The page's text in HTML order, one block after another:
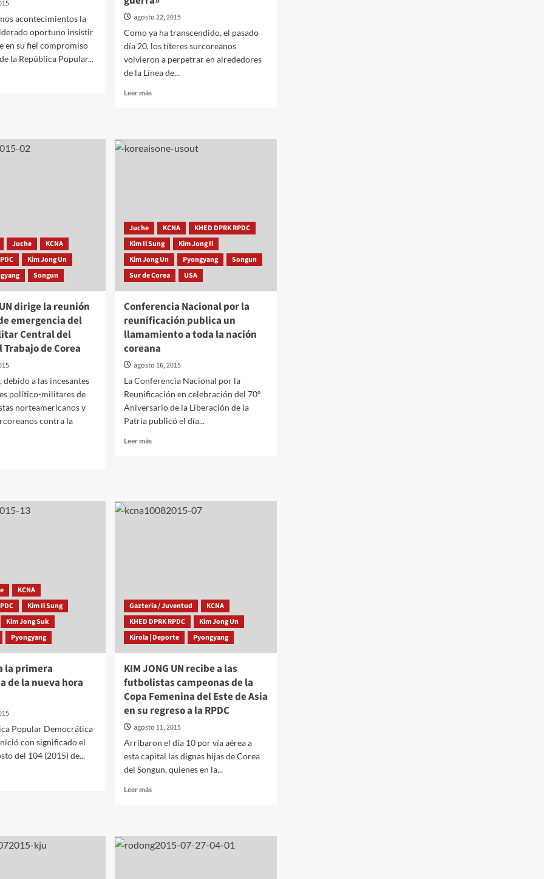
acontecimientos la
oportuno insistir
en su fiel compromiso
la República Popular...
agosto 22, 2015
Como ya ha transcendido, el pasado
día 20, los títeres surcoreanos
volvieron a perpetrar en alrededores
de la Línea de...
Leer másLeer
de
Relaciones
borde
de
guerra»
Juche
KCNA
Kim Jong Un
Songun
dirige la reunión
emergencia del
Central del
de Corea
debido a las incesantes
político-militares de
norteamericanos y
contra la
Juche KCNA
KHED DPRK RPDC
Kim Il Sung
Kim Jong Il
Kim Jong Un
Pyongyang
Songun
Sur de Corea
USA
Conferencia Nacional por la
reunificación publica un
llamamiento a toda la nación
coreana
agosto 16, 2015
La Conferencia Nacional por la
Reunificación en celebración del 70º
Aniversario de la Liberación de la
Patria publicó el día...
Leer másLeer
la
nación
coreana
KCNA
Kim Il Sung
Kim Jong Suk
Pyongyang
la primera
de la nueva hora
Popular Democrática
con significado el
del 104 (2015) de...
Gazteria / Juventud
KCNA
KHED DPRK RPDC
Kim Jong Un
Kirola | Deporte
Pyongyang
KIM JONG UN recibe a las
futbolistas campeonas de la
Copa Femenina del Este de Asia
en su regreso a la RPDC
agosto 11, 2015
Arribaron el día 10 por vía aérea a
esta capital las dignas hijas de Corea
del Songun, quienes en la...
Leer másLeer
JONG
UN